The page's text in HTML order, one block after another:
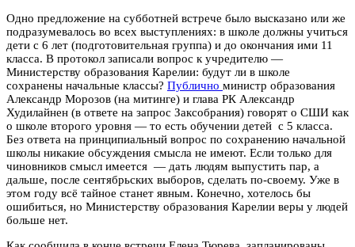
Одно предложение на субботней встрече было высказано или же
подразумевалось во всех выступлениях: в школе должны учиться
дети с 6 лет (подготовительная группа) и до окончания ими 11
класса. В протокол записали вопрос к учредителю —
Министерству образования Карелии: будут ли в школе
сохранены начальные классы? Публично министр образования
Александр Морозов (на митинге) и глава РК Александр
Худилайнен (в ответе на запрос Заксобрания) говорят о СШИ как
о школе второго уровня — то есть обучении детей с 5 класса.
Без ответа на принципиальный вопрос по сохранению начальной
школы никакие обсуждения смысла не имеют. Если только для
чиновников смысл имеется — дать людям выпустить пар, а
дальше, после сентябрьских выборов, сделать по-своему. Уже в
этом году всё тайное станет явным. Конечно, хотелось бы
ошибиться, но Министерству образования Карелии веры у людей
больше нет.